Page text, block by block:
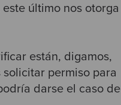
último nos otorga
están, digamos,
permiso para
darse el caso de